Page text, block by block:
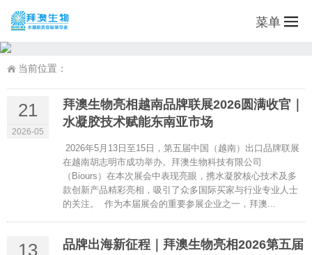
菜单
当前位置：
21
2026-05
拜澳生物亮相越南品牌联展2026圆满收官｜
水凝胶技术赋能东南亚市场
2026年5月13日至15日，第五届中国（越南）出口品牌联展
在越南胡志明市成功举办。拜澳生物科技有限公司
（Biours）在本次展会中表现亮眼，携水凝胶核心技术及多
款创新产品精彩亮相，吸引了众多国际买家与行业专业人士
的关注。 作为本届展会的重要参展企业之一，拜澳...
13
品牌出海新征程｜拜澳生物亮相2026第五届